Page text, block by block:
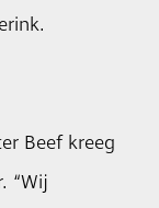
Beef kreeg
“Wij